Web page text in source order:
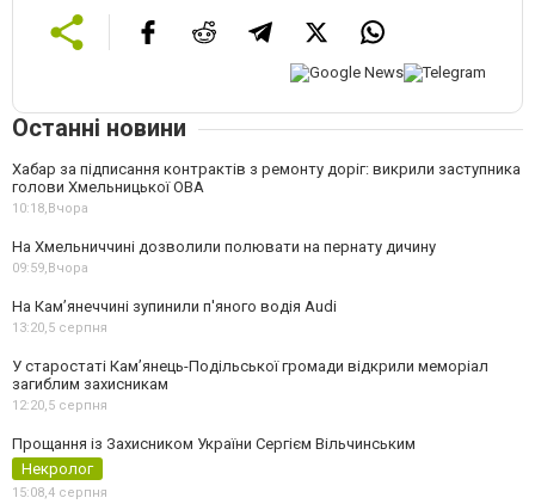
Останні новини
Хабар за підписання контрактів з ремонту доріг: викрили заступника
голови Хмельницької ОВА
10:18,Вчора
На Хмельниччині дозволили полювати на пернату дичину
09:59,Вчора
На Камʼянеччині зупинили п'яного водія Audi
13:20,5 серпня
У старостаті Кам’янець-Подільської громади відкрили меморіал
загиблим захисникам
12:20,5 серпня
Прощання із Захисником України Сергієм Вільчинським
Некролог
15:08,4 серпня